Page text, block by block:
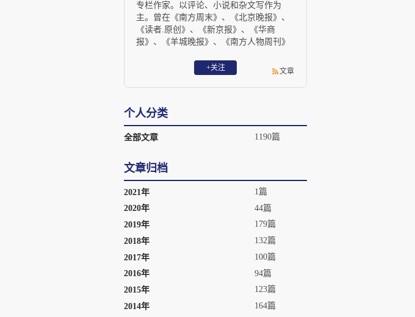
专栏作家。以评论、小说和杂文写作为
主。曾在《南方周末》、《北京晚报》、
《读者.原创》、《新京报》、《华商
报》、《羊城晚报》、《南方人物周刊》
“民间记事”系列引起较大反响。主要作
》、《 民间记事》、《大话伊妹儿》、
+关注 文章
个人分类
全部文章 1190篇
文章归档
2021年
1篇
2020年
44篇
2019年
179篇
2018年
132篇
2017年
100篇
2016年
94篇
2015年
123篇
2014年
164篇